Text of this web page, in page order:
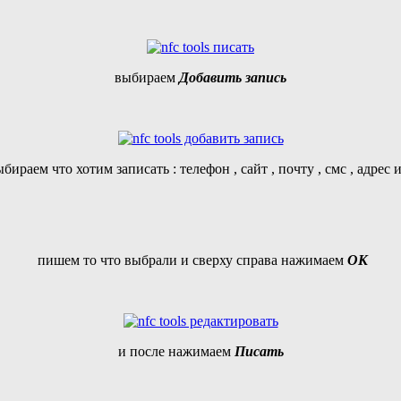
выбираем Добавить запись
что хотим записать : телефон , сайт , почту , смс , адрес
пишем то что выбрали и сверху справа нажимаем ОК
и после нажимаем Писать